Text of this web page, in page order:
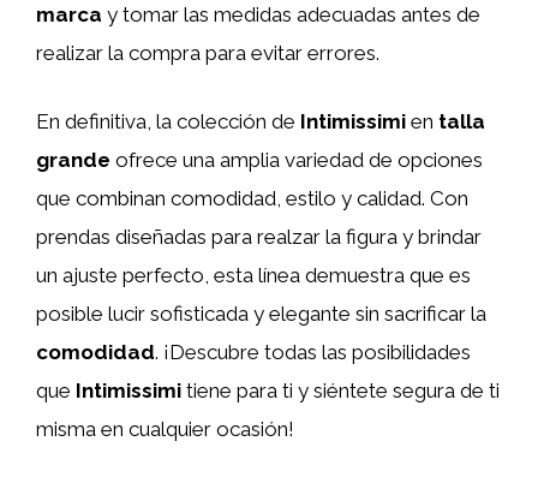
marca y tomar las medidas adecuadas antes de
realizar la compra para evitar errores.
En definitiva, la colección de Intimissimi en talla
grande ofrece una amplia variedad de opciones
que combinan comodidad, estilo y calidad. Con
prendas diseñadas para realzar la figura y brindar
un ajuste perfecto, esta línea demuestra que es
posible lucir sofisticada y elegante sin sacrificar la
comodidad. ¡Descubre todas las posibilidades
que Intimissimi tiene para ti y siéntete segura de ti
misma en cualquier ocasión!